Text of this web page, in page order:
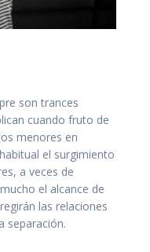
son trances
cuando fruto de
menores en
el surgimiento
a veces de
el alcance de
las relaciones
separación.